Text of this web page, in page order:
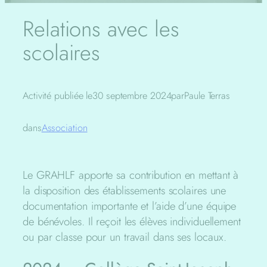
Relations avec les
scolaires
Activité publiée le30 septembre 2024parPaule Terras
dansAssociation
Le GRAHLF apporte sa contribution en mettant à
la disposition des établissements scolaires une
documentation importante et l’aide d’une équipe
de bénévoles. Il reçoit les élèves individuellement
ou par classe pour un travail dans ses locaux.